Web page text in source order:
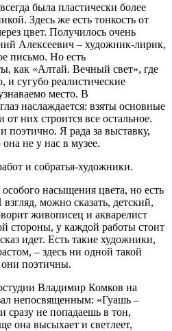
была пластически более
Здесь же есть тонкость от
цвет. Получилось очень
Алексеевич – художник-лирик,
письмо. Но есть
как «Алтай. Вечный свет», где
и сугубо реалистические
место. В
наслаждается: взяты основные
них строится все остальное.
поэтично. Я рада за выставку,
не у нас в музее.
и собратья-художники.
насыщения цвета, но есть
можно сказать, детский,
живописец и акварелист
стороны, у каждой работы стоит
идет. Есть такие художники,
– здесь ни одной такой
поэтичны.
Владимир Комков на
непосвященным: «Гуашь –
сразу не попадаешь в тон,
она высыхает и светлеет,